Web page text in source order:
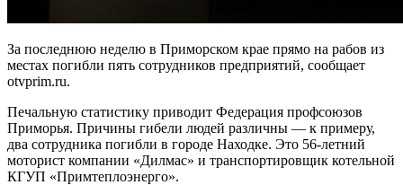
За последнюю неделю в Приморском крае прямо на рабов из
местах погибли пять сотрудников предприятий, сообщает
otvprim.ru.
Печальную статистику приводит Федерация профсоюзов
Приморья. Причины гибели людей различны — к примеру,
два сотрудника погибли в городе Находке. Это 56-летний
моторист компании «Дилмас» и транспортировщик котельной
КГУП «Примтеплоэнерго».